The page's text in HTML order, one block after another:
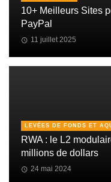
10+ Meilleurs Sites
PayPal
11 juillet 2025
LEVÉES DE FONDS ET
RWA : le L2
millions de dollars
24 mai 2024